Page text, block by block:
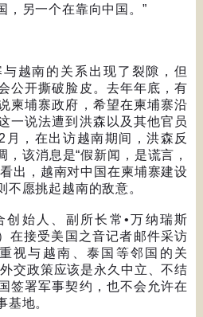
，另一个在靠向中国。 ”
越南的关系出现了裂隙，但
公开撕破脸皮。去年年底，有
柬埔寨政府，希望在柬埔寨沿
一说法遭到洪森以及其他官员
月，在出访越南期间，洪森反
，该消息是“假新闻，是谎言，
出，越南对中国在柬埔寨建设
愿挑起越南的敌意。
创始人、副所长常 •万纳瑞斯
在接受美国之音记者邮件采访
视与越南、泰国等邻国的关
交政策应该是永久中立、不结
签署军事契约，也不会允许在
基地。